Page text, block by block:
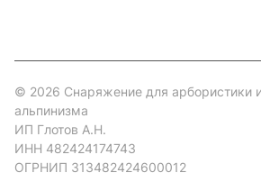
© 2026 Снаряжение для арбористики
альпинизма
ИП Глотов А.Н.
ИНН 482424174743
ОГРНИП 313482424600012